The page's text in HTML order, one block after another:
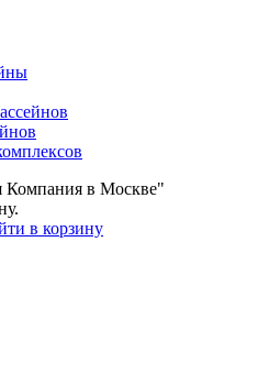
Компания в Москве"
в корзину